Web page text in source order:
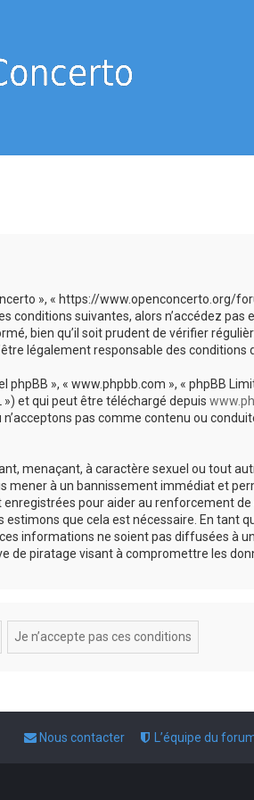
», « https://www.openconcerto.org/
suivantes, alors n’accédez pas
bien qu’il soit prudent de vérifier
légalement responsable des
», « www.phpbb.com », « phpBB
») et qui peut être téléchargé depuis
pas comme contenu ou
menaçant, à caractère sexuel ou tout
mener à un bannissement immédiat et
pour aider au renforcement
que cela est nécessaire. En tant
informations ne soient pas diffusées à
de piratage visant à compromettre les
L’équipe du
Nous contacter